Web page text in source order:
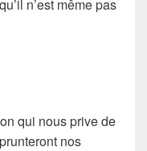
n’est même pas
qui nous prive de
nos